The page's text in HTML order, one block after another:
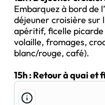
Embarquez à bord de
déjeuner croisière sur
apéritif, ficelle picarde
volaille, fromages,
blanc/rouge, café).
15h : Retour à quai et